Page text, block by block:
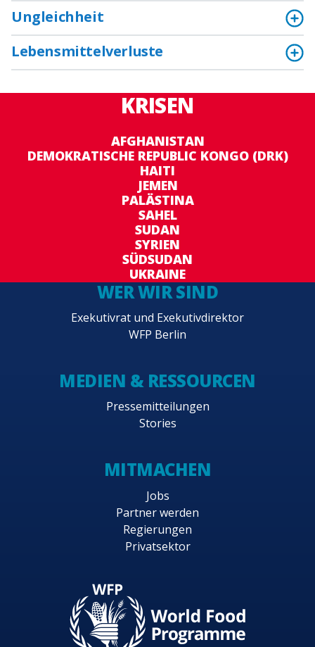
Ungleichheit
Lebensmittelverluste
KRISEN
AFGHANISTAN
DEMOKRATISCHE REPUBLIC KONGO (DRK)
HAITI
JEMEN
PALÄSTINA
SAHEL
SUDAN
SYRIEN
SÜDSUDAN
UKRAINE
WER WIR SIND
Exekutivrat und Exekutivdirektor
WFP Berlin
MEDIEN & RESSOURCEN
Pressemitteilungen
Stories
MITMACHEN
Jobs
Partner werden
Regierungen
Privatsektor